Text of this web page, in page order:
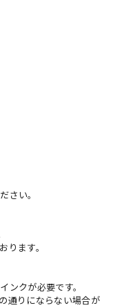
さい。
ります。
ンクが必要です。
通りにならない場合が